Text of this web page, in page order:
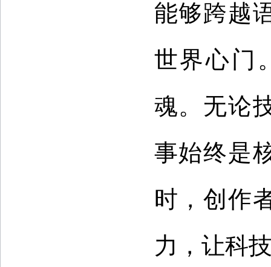
能够跨越
世界心门
魂。无论
事始终是
时，创作
力，让科